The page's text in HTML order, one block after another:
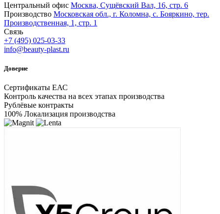
Центральный офис Москва, Сущёвский Вал, 16, стр. 6
Производство Московская обл., г. Коломна, с. Бояркино, тер.
Производственная, 1, стр. 1
Связь
+7 (495) 025-03-33
info@beauty-plast.ru
Доверие
Сертификаты ЕАС
Контроль качества на всех этапах производства
Рублёвые контракты
100% Локализация производства